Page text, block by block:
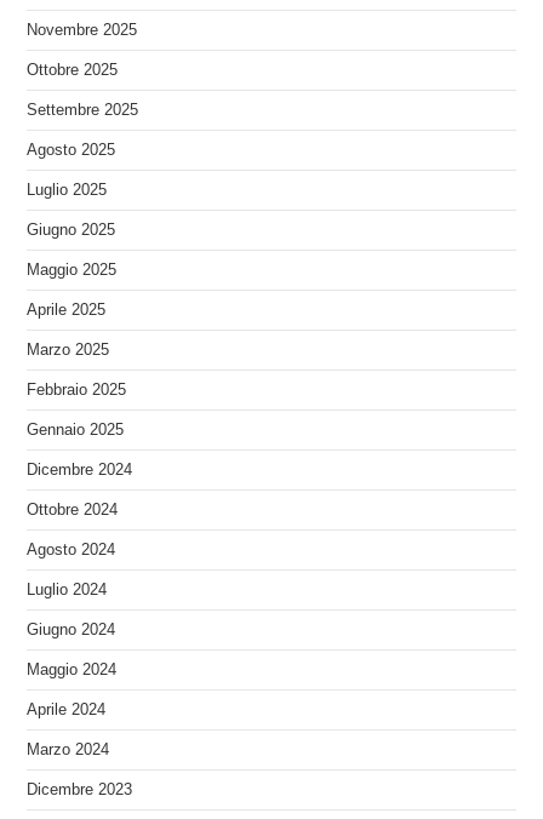
Novembre 2025
Ottobre 2025
Settembre 2025
Agosto 2025
Luglio 2025
Giugno 2025
Maggio 2025
Aprile 2025
Marzo 2025
Febbraio 2025
Gennaio 2025
Dicembre 2024
Ottobre 2024
Agosto 2024
Luglio 2024
Giugno 2024
Maggio 2024
Aprile 2024
Marzo 2024
Dicembre 2023